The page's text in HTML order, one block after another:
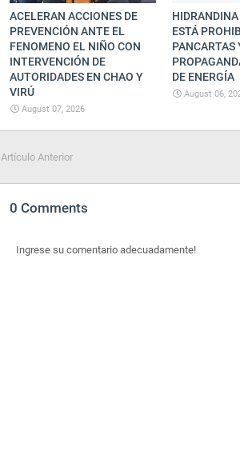
ACELERAN ACCIONES DE
PREVENCIÓN ANTE EL
FENOMENO EL NIÑO CON
INTERVENCIÓN DE
AUTORIDADES EN CHAO Y
VIRÚ
August 07, 2026
ESTÁ
PANCARTAS
DE ENERGÍA
August 06,
Artículo Anterior
0 Comments
Ingrese su comentario adecuadamente!